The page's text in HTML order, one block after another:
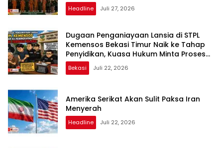
Headline Juli 27, 2026
Dugaan Penganiayaan Lansia di STPL
Kemensos Bekasi Timur Naik ke Tahap
Penyidikan, Kuasa Hukum Minta Proses
Transparan dan Bebas Intervensi
Bekasi Juli 22, 2026
Amerika Serikat Akan Sulit Paksa Iran
Menyerah
Headline Juli 22, 2026